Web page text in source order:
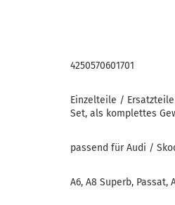
4250570601701
Einzelteile /
Set, als komplettes
passend für Audi /
A6, A8 Superb, Passat,